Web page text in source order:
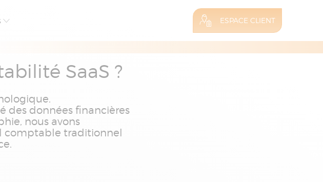
ESPACE CLIENT
SaaS ?
des données financières
nous avons
comptable traditionnel